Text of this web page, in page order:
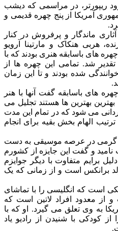
ریپورتر، در مراسمی که دیشب
آمریکا از پنج چهره قدیمی و
آثاری ماندگار و پرفروش در کنار
هربی هنکاک و مارتینا آرویو
های باسابقه هنری بودند که با
شد. تمامی این چهره ها از
شده بودند و تا این زمان
های باسابقه گفت آنها با هنر
بهترین ها هستند تجلیل می
می شود که در تمام این مدت
الهام بخش بقیه برای انجام
گرمی در عرصه موسیقی به دست
نامید و گفت این جایزه از کشورم
برایم متفاوت با دیگر جوایزم
۶۴ ساله متولد برانکس است و از زمانی که یک
مکزیکی است که انگلیسی را با تماشای
و از معدود افراد لاتین است که
به وی تعلق می گیرد. او که با
کودکی با شنیدن از رادیو یاد